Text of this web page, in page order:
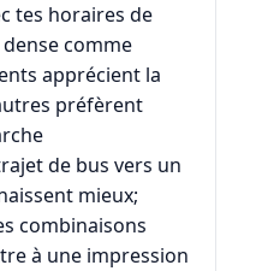
tes horaires de
comme
apprécient la
préfèrent
de bus vers un
mieux;
combinaisons
à une impression